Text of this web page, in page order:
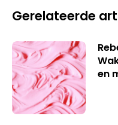
Gerelateerde
en